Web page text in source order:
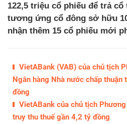
122,5 triệu cổ phiếu để trả
tương ứng cổ đông sở hữu
nhận thêm 15 cổ phiếu mới
VietABank (VAB) của chủ tịch
Ngân hàng Nhà nước chấp
đồng
VietABank của chủ tịch
truy thu thuế gần 4,2 tỷ đồng